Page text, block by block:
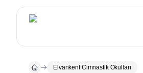
Elvankent Cimnastik Okulları